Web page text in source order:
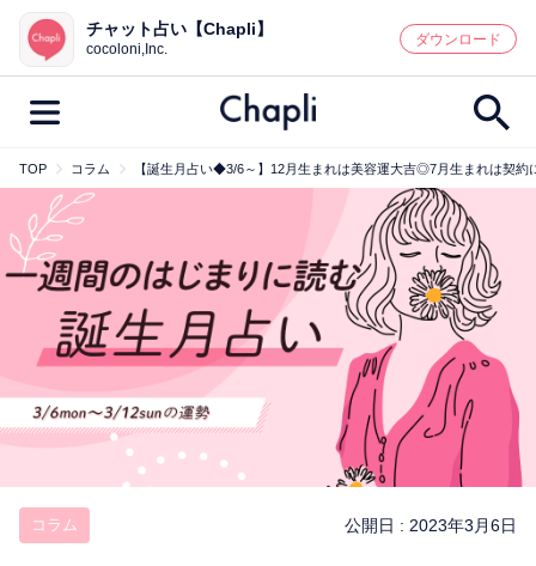
鑑定記事・占い師検索
最新記事一覧
人気記事一覧
カテゴリー別
鑑定 占い師 キャンペーン
キーワード別
彼の気持ち 時期
今週の運勢 彼氏 片思い 結婚
相性
チャット占い【Chapli】
cocoloni,Inc.
ダウンロード
TOP コラム 【誕生月占い◆3/6～】12月生まれは美容運大吉◎7月生まれは契約
コラム 公開日 : 2023年3月6日